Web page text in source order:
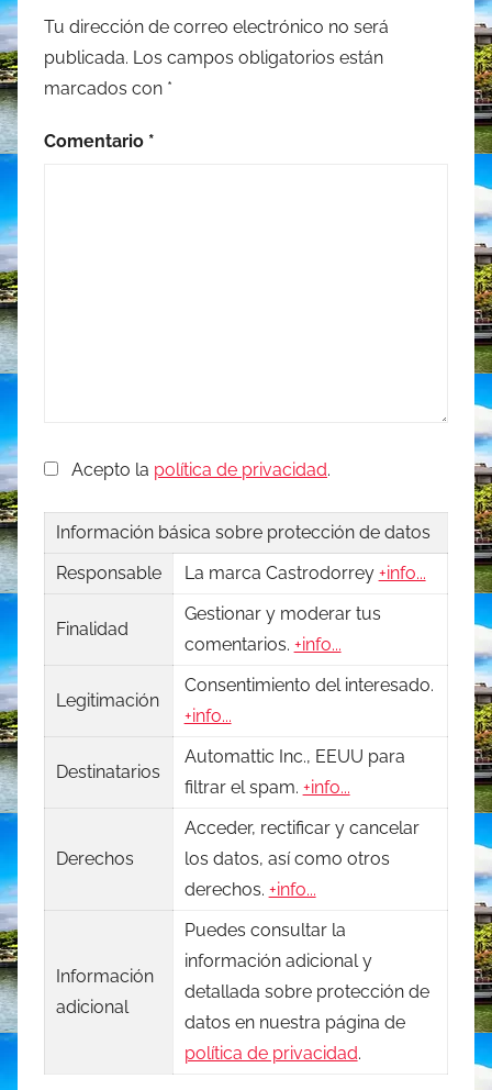
Tu dirección de correo electrónico no será
publicada. Los campos obligatorios están
marcados con *
Comentario *
Acepto la política de privacidad.
Información básica sobre protección de datos
Responsable
La marca Castrodorrey +info...
Finalidad
Gestionar y moderar tus
comentarios. +info...
Legitimación
Consentimiento del interesado.
+info...
Destinatarios
Automattic Inc., EEUU para
filtrar el spam. +info...
Derechos
Acceder, rectificar y cancelar
los datos, así como otros
derechos. +info...
Información
adicional
Puedes consultar la
información adicional y
detallada sobre protección de
datos en nuestra página de
política de privacidad.